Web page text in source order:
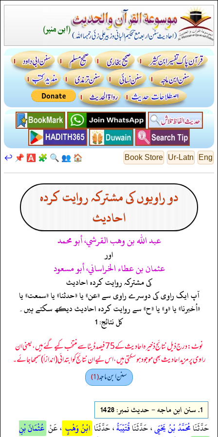
Eng
Ur-Latn
Book Store
🏠
👥
🔍
🧩
🅰️
📌
↩️
دو راویوں کی مشترکہ روایت کردہ
احادیث
عبد الله بن وهب القرشي، أبو محمد
اور
عثمان بن عطاء الخراساني، أبو مسعود
کی مشترکہ روایت کردہ احادیث
آپ ایک راوی کی دوسرے راوی سے «عن» یا «حدثنا» یا «سمعت» یا
«أخبرنا» یا «و» یا «ح» سے روایت کردہ احادیث دیکھ سکتے ہیں۔
کل نتائج: 1
نوٹ: درج ذیل نتائج ذخیرہ احادیث کے 75 فیصد ڈیٹا سے منتخب کیے گئے ہیں، یعنی ان
راوی پر مزید احادیث بھی موجود ہو سکتی ہیں، اس لیے ان نتائج کو ابتدائی (اندازاً) سمجھا جائے۔
سنن ابن ماجه(1)
1. سنن ابن ماجه - حدیث نمبر: 1428
حَدَّثَنَامُحَمَّدُ بْنُ يَحْيَى، حَدَّثَنَاقُتَيْبَةُ، حَدَّثَنَا ابْنُ وَهْبٍ ، عَنْ عُثْمَانَ بْنِ